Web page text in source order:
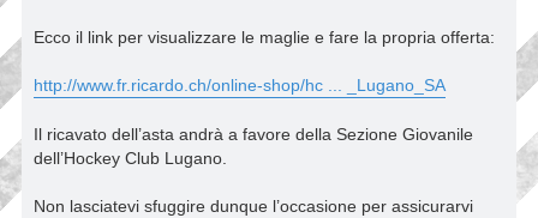
Ecco il link per visualizzare le maglie e fare la propria offerta:
http://www.fr.ricardo.ch/online-shop/hc ... _Lugano_SA
Il ricavato dell’asta andrà a favore della Sezione Giovanile
dell’Hockey Club Lugano.
Non lasciatevi sfuggire dunque l’occasione per assicurarvi